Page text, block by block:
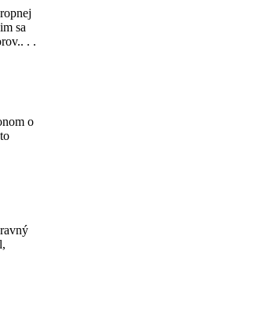
sa
. .
o